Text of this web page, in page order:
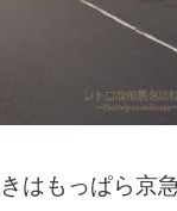
はもっぱら京